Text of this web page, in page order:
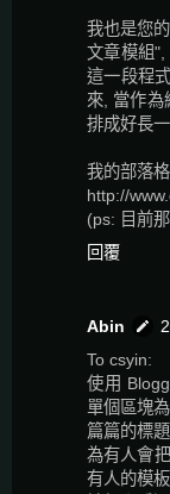
我也是您
文章模組
這一段程
來, 當作為
排成好長
我的部落
http://
(ps: 目前
回覆
Abin
To csyin:
使用
單個區塊
篇篇的標
為有人會
有人的模